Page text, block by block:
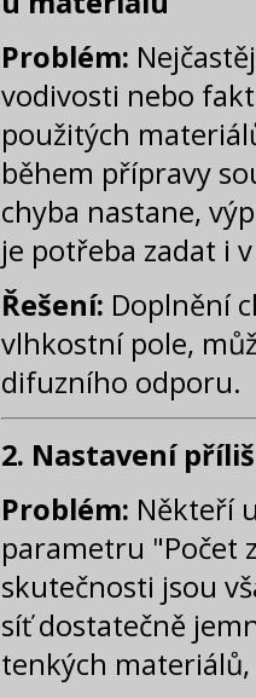
Problém:
vodivosti nebo
použitých
během přípravy
chyba nastane,
je potřeba zadat i
Řešení: Doplnění
vlhkostní pole,
difuzního odporu.
2. Nastavení
Problém: Někteří
parametru "Počet
skutečnosti jsou
síť dostatečně
tenkých